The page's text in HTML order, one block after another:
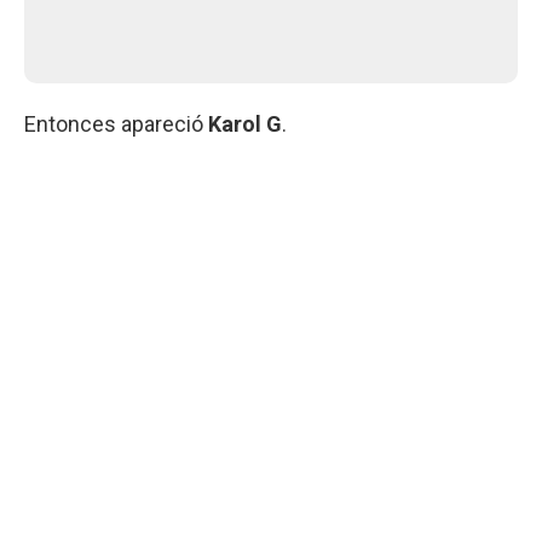
Entonces apareció Karol G.